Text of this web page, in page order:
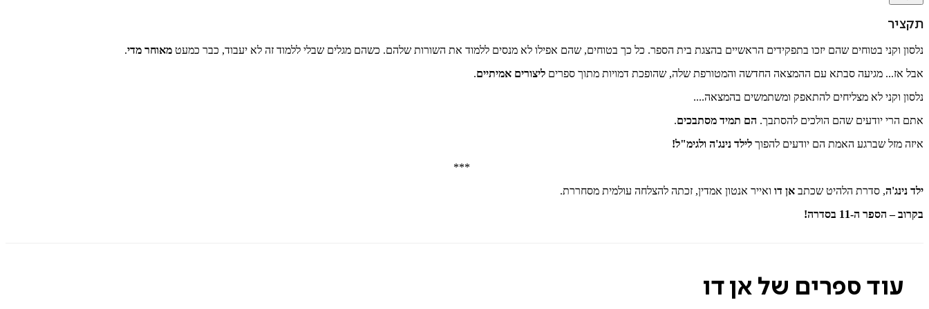
תקציר
נלסון וקני בטוחים שהם יזכו בתפקידים הראשיים בהצגת בית הספר. כל כך בטוחים, שהם אפילו לא מנסים ללמוד את השורות שלהם. כשהם מגלים שבלי ללמוד זה לא יעבוד, כבר כמעט מאוחר מדי.
אבל אז... מגיעה סבתא עם ההמצאה החדשה והמטורפת שלה, שהופכת דמויות מתוך ספרים ליצורים אמיתיים.
נלסון וקני לא מצליחים להתאפק ומשתמשים בהמצאה....
אתם הרי יודעים שהם הולכים להסתבך. הם תמיד מסתבכים.
איזה מזל שברגע האמת הם יודעים להפוך לילד נינג'ה ולגימ"ל!
***
ילד נינג'ה, סדרת הלהיט שכתב אן דו ואייר אנטון אמדין, זכתה להצלחה עולמית מסחררת.
בקרוב – הספר ה-11 בסדרה!
עוד ספרים של אן דו